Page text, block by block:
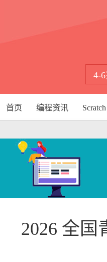
4-
首页 编程资讯 Scratch
2026 全国